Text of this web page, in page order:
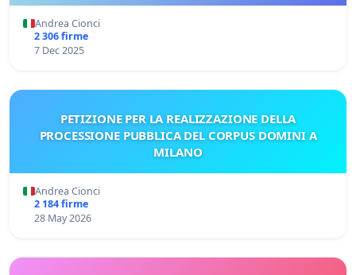
Andrea Cionci
2 306 firme
7 Dec 2025
PETIZIONE PER LA REALIZZAZIONE DELLA
PROCESSIONE PUBBLICA DEL CORPUS DOMINI A
MILANO
Andrea Cionci
2 184 firme
28 May 2026